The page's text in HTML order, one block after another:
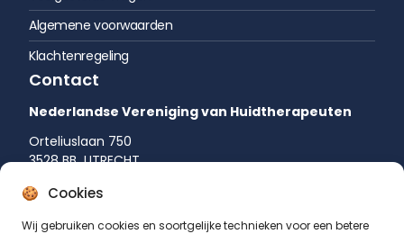
Cookies
Wij gebruiken cookies en soortgelijke technieken voor een betere
Algemene voorwaarden
Klachtenregeling
Contact
Nederlandse Vereniging van Huidtherapeuten
Orteliuslaan 750
3528 BB UTRECHT
035 542 75 52